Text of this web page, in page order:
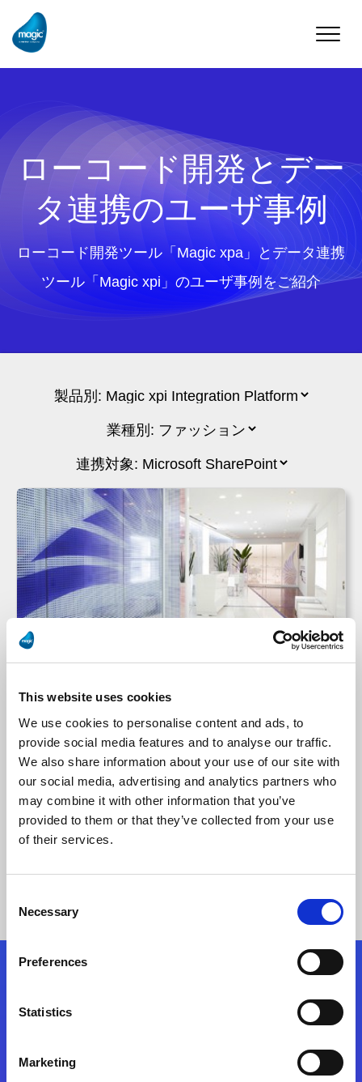
This website uses cookies
We use cookies to personalise content and ads, to
provide social media features and to analyse our traffic.
We also share information about your use of our site with
our social media, advertising and analytics partners who
may combine it with other information that you’ve
provided to them or that they’ve collected from your use
of their services.
Selection
Necessary
Preferences
Statistics
Marketing
Toggle
ローコード開発とデー
タ連携のユーザ事例
ローコード開発ツール「Magic xpa」とデータ連携
ツール「Magic xpi」のユーザ事例をご紹介
SalesforceとSharePoint Online
複数クラウドのシステム連携で
事例の詳細